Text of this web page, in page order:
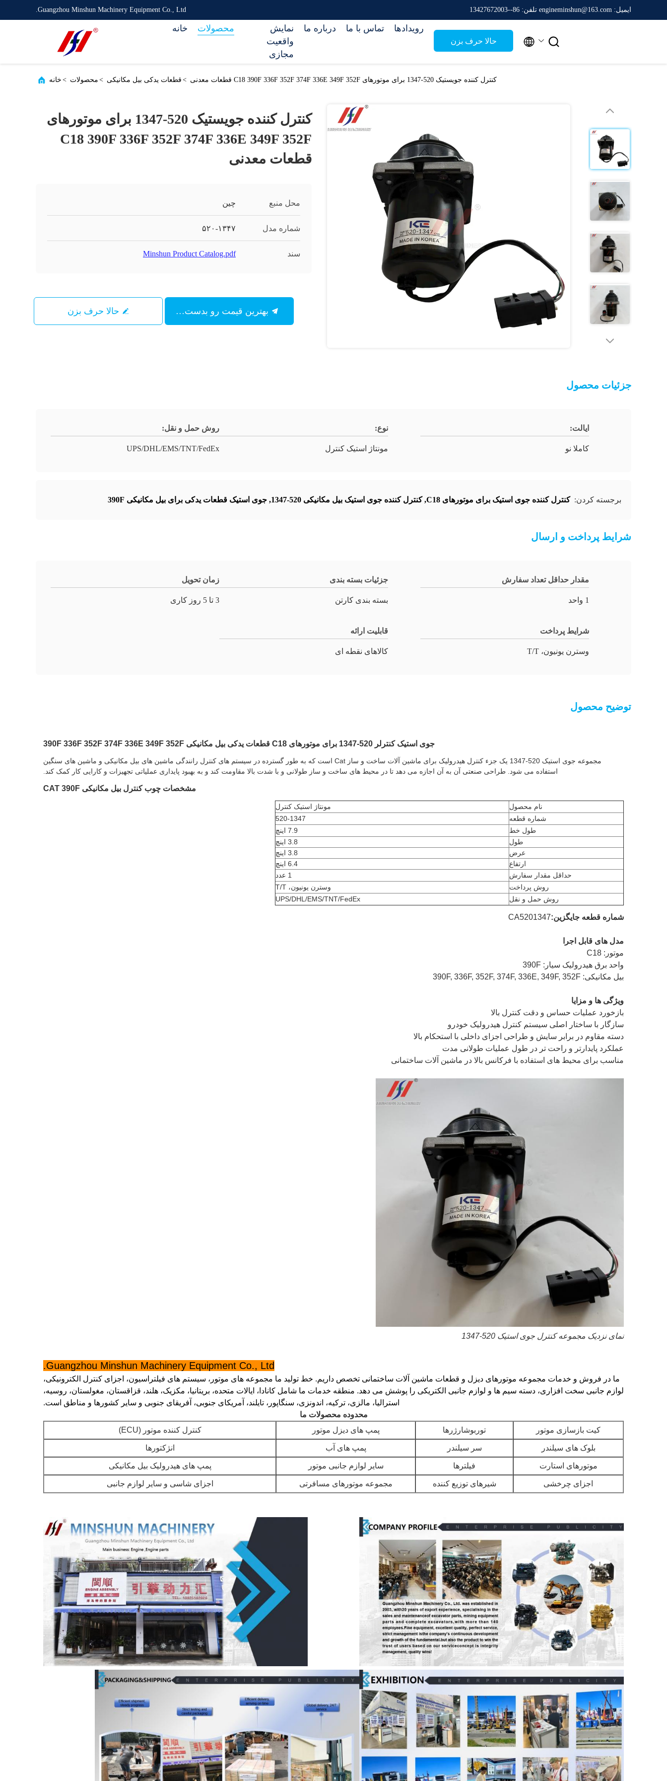
Guangzhou Minshun Machinery Equipment Co., Ltd. ایمیل: engineminshun@163.com تلفن: 86--13427672003
خانه محصولات
نمایش
واقعیت
مجازی
درباره ما تماس با ما رویدادها
حالا حرف بزن  
خانه > محصولات > قطعات یدکی بیل مکانیکی > کنترل کننده جویستیک 520-1347 برای موتورهای C18 390F 336F 352F 374F 336E 349F 352F قطعات معدنی
کنترل کننده جویستیک 520-1347 برای موتورهای
C18 390F 336F 352F 374F 336E 349F 352F
قطعات معدنی
محل منبع چین
شماره مدل ۵۲۰-۱۳۴۷
سند Minshun Product Catalog.pdf
جزئیات محصول
ایالت:
کاملا نو
نوع:
مونتاژ استیک کنترل
روش حمل و نقل:
UPS/DHL/EMS/TNT/FedEx
برجسته کردن: کنترل کننده جوی استیک برای موتورهای C18 ,کنترل کننده جوی استیک بیل مکانیکی 520-1347 , جوی استیک قطعات یدکی برای بیل مکانیکی 390F
شرایط پرداخت و ارسال
مقدار حداقل تعداد سفارش
1 واحد
جزئیات بسته بندی
بسته بندی کارتن
زمان تحویل
3 تا 5 روز کاری
شرایط پرداخت
وسترن یونیون، T/T
قابلیت ارائه
کالاهای نقطه ای
توضیح محصول
جوی استیک کنترلر 520-1347 برای موتورهای C18 قطعات یدکی بیل مکانیکی 390F 336F 352F 374F 336E 349F 352F
مجموعه جوی استیک 520-1347 یک جزء کنترل هیدرولیک برای ماشین آلات ساخت و ساز Cat است که به طور گسترده در سیستم های کنترل رانندگی ماشین های بیل مکانیکی و ماشین های سنگین
استفاده می شود. طراحی صنعتی آن به آن اجازه می دهد تا در محیط های ساخت و ساز طولانی و با شدت بالا مقاومت کند و به بهبود پایداری عملیاتی تجهیزات و کارایی کار کمک کند.
مشخصات چوب کنترل بیل مکانیکی CAT 390F
نام محصول
مونتاژ استیک کنترل
شماره قطعه
520-1347
طول خط
7.9 اینچ
طول
3.8 اینچ
عرض
3.8 اینچ
ارتفاع
6.4 اینچ
حداقل مقدار سفارش
1 عدد
روش پرداخت
وسترن یونیون، T/T
روش حمل و نقل
UPS/DHL/EMS/TNT/FedEx
شماره قطعه جایگزین:CA5201347
مدل های قابل اجرا
موتور: C18
واحد برق هیدرولیک سیار: 390F
بیل مکانیکی: 390F, 336F, 352F, 374F, 336E, 349F, 352F
ویژگی ها و مزایا
بازخورد عملیات حساس و دقت کنترل بالا
سازگار با ساختار اصلی سیستم کنترل هیدرولیک خودرو
دسته مقاوم در برابر سایش و طراحی اجزای داخلی با استحکام بالا
عملکرد پایدارتر و راحت تر در طول عملیات طولانی مدت
مناسب برای محیط های استفاده با فرکانس بالا در ماشین آلات ساختمانی
نمای نزدیک مجموعه کنترل جوی استیک 520-1347
Guangzhou Minshun Machinery Equipment Co., Ltd.
ما در فروش و خدمات مجموعه موتورهای دیزل و قطعات ماشین آلات ساختمانی تخصص داریم. خط تولید ما مجموعه های موتور، سیستم های فیلتراسیون، اجزای کنترل الکترونیکی،
لوازم جانبی سخت افزاری، دسته سیم ها و لوازم جانبی الکتریکی را پوشش می دهد. منطقه خدمات ما شامل کانادا، ایالات متحده، بریتانیا، مکزیک، هلند، قزاقستان، مغولستان، روسیه،
استرالیا، مالزی، ترکیه، اندونزی، سنگاپور، تایلند، آمریکای جنوبی، آفریقای جنوبی و سایر کشورها و مناطق است.
محدوده محصولات ما
کیت بازسازی موتور
توربوشارژرها پمپ های دیزل موتور کنترل کننده موتور (ECU)
بلوک های سیلندر سر سیلندر پمپ های آب انژکتورها
موتورهای استارت فیلترها سایر لوازم جانبی موتور پمپ های هیدرولیک بیل مکانیکی
اجزای چرخشی شیرهای توزیع کننده مجموعه موتورهای مسافرتی اجزای شاسی و سایر لوازم جانبی